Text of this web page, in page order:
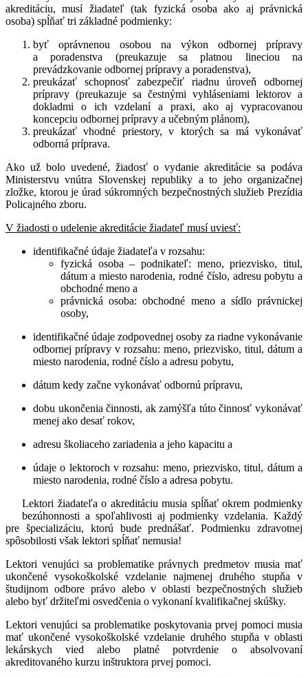
akreditáciu, musí žiadateľ (tak fyzická osoba ako aj právnická
osoba) spĺňať tri základné podmienky:
byť oprávnenou osobou na výkon odbornej prípravy
a poradenstva (preukazuje sa platnou lineciou na
prevádzkovanie odbornej prípravy a poradenstva),
preukázať schopnosť zabezpečiť riadnu úroveň odbornej
prípravy (preukazuje sa čestnými vyhláseniami lektorov a
dokladmi o ich vzdelaní a praxi, ako aj vypracovanou
koncepciu odbornej prípravy a učebným plánom),
preukázať vhodné priestory, v ktorých sa má vykonávať
odborná príprava.
Ako už bolo uvedené, žiadosť o vydanie akreditácie sa podáva
Ministerstvu vnútra Slovenskej republiky a to jeho organizačnej
zložke, ktorou je úrad súkromných bezpečnostných služieb Prezídia
Policajného zboru.
V žiadosti o udelenie akreditácie žiadateľ musí uviesť:
identifikačné údaje žiadateľa v rozsahu:
fyzická osoba – podnikateľ: meno, priezvisko, titul,
dátum a miesto narodenia, rodné číslo, adresu pobytu a
obchodné meno a
právnická osoba: obchodné meno a sídlo právnickej
osoby,
identifikačné údaje zodpovednej osoby za riadne vykonávanie
odbornej prípravy v rozsahu: meno, priezvisko, titul, dátum a
miesto narodenia, rodné číslo a adresu pobytu,
dátum kedy začne vykonávať odbornú prípravu,
dobu ukončenia činnosti, ak zamýšľa túto činnosť vykonávať
menej ako desať rokov,
adresu školiaceho zariadenia a jeho kapacitu a
údaje o lektoroch v rozsahu: meno, priezvisko, titul, dátum a
miesto narodenia, rodné číslo a adresa pobytu.
Lektori žiadateľa o akreditáciu musia spĺňať okrem podmienky
bezúhonnosti a spoľahlivosti aj podmienky vzdelania. Každý
pre špecializáciu, ktorú bude prednášať. Podmienku zdravotnej
spôsobilosti však lektori spĺňať nemusia!
Lektori venujúci sa problematike právnych predmetov musia mať
ukončené vysokoškolské vzdelanie najmenej druhého stupňa v
študijnom odbore právo alebo v oblasti bezpečnostných služieb
alebo byť držiteľmi osvedčenia o vykonaní kvalifikačnej skúšky.
Lektori venujúci sa problematike poskytovania prvej pomoci musia
mať ukončené vysokoškolské vzdelanie druhého stupňa v oblasti
lekárskych vied alebo platné potvrdenie o absolvovaní
akreditovaného kurzu inštruktora prvej pomoci.